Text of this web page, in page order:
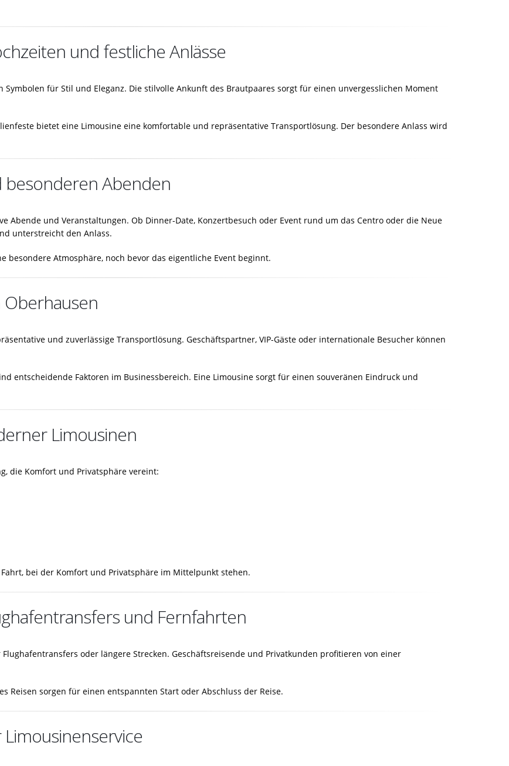
und festliche Anlässe
Symbolen für Stil und Eleganz. Die stilvolle Ankunft des Brautpaares sorgt für einen unvergesslichen Moment
bietet eine Limousine eine komfortable und repräsentative Transportlösung. Der besondere Anlass wird
besonderen Abenden
Abende und Veranstaltungen. Ob Dinner-Date, Konzertbesuch oder Event rund um das Centro oder die Neue
unterstreicht den Anlass.
besondere Atmosphäre, noch bevor das eigentliche Event beginnt.
Oberhausen
und zuverlässige Transportlösung. Geschäftspartner, VIP-Gäste oder internationale Besucher können
entscheidende Faktoren im Businessbereich. Eine Limousine sorgt für einen souveränen Eindruck und
Limousinen
die Komfort und Privatsphäre vereint:
bei der Komfort und Privatsphäre im Mittelpunkt stehen.
und Fernfahrten
oder längere Strecken. Geschäftsreisende und Privatkunden profitieren von einer
Reisen sorgen für einen entspannten Start oder Abschluss der Reise.